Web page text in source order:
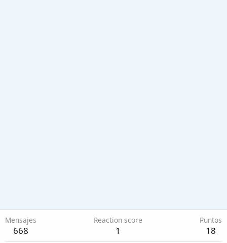
Mensajes
668
Reaction score
1
Puntos
18